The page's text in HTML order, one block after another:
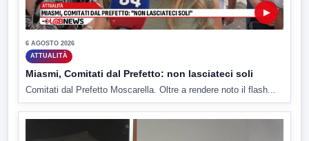
▶
6 AGOSTO 2026
ATTUALITÀ
Miasmi, Comitati dal Prefetto: non lasciateci soli
Comitati dal Prefetto Moscarella. Oltre a rendere noto il flash...